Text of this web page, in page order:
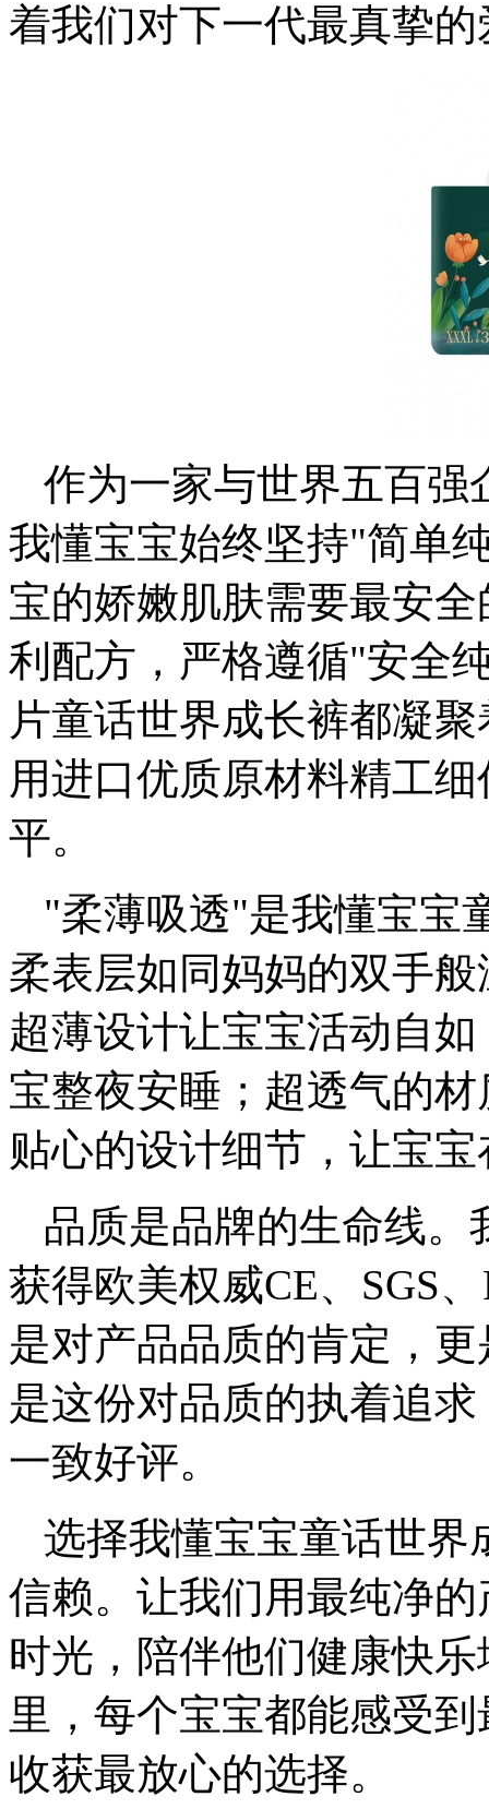
着我们对下一代最真挚
作为一家与世界五百强
我懂宝宝始终坚持"简单
宝的娇嫩肌肤需要最安
利配方，严格遵循"安全
片童话世界成长裤都凝
用进口优质原材料精工
平。
"柔薄吸透"是我懂宝宝
柔表层如同妈妈的双手
超薄设计让宝宝活动自
宝整夜安睡；超透气的
贴心的设计细节，让宝
品质是品牌的生命线
获得欧美权威CE、SGS
是对产品品质的肯定，
是这份对品质的执着追
一致好评。
选择我懂宝宝童话世界
信赖。让我们用最纯净
时光，陪伴他们健康快
里，每个宝宝都能感受
收获最放心的选择。